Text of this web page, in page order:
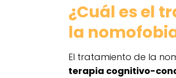
¿Cuál es el
la
El tratamiento de la
terapia cognitivo-